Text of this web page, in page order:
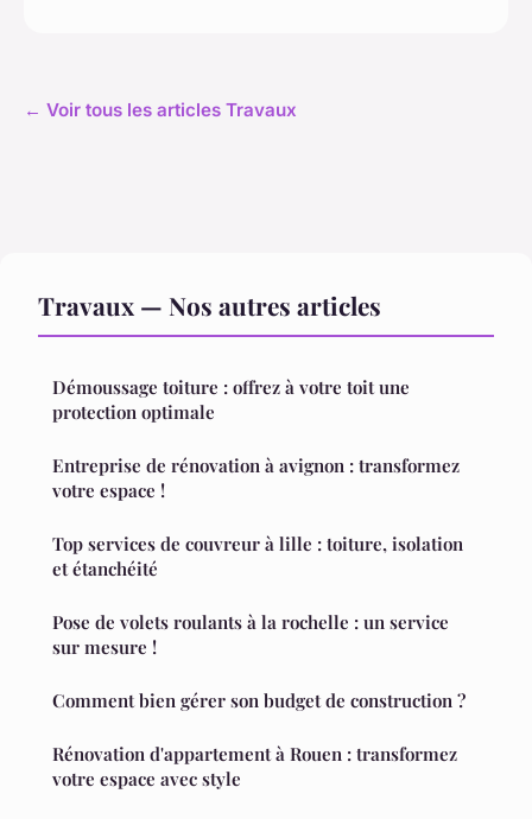
← Voir tous les articles Travaux
Travaux — Nos autres articles
Démoussage toiture : offrez à votre toit une
protection optimale
Entreprise de rénovation à avignon : transformez
votre espace !
Top services de couvreur à lille : toiture, isolation
et étanchéité
Pose de volets roulants à la rochelle : un service
sur mesure !
Comment bien gérer son budget de construction ?
Rénovation d'appartement à Rouen : transformez
votre espace avec style